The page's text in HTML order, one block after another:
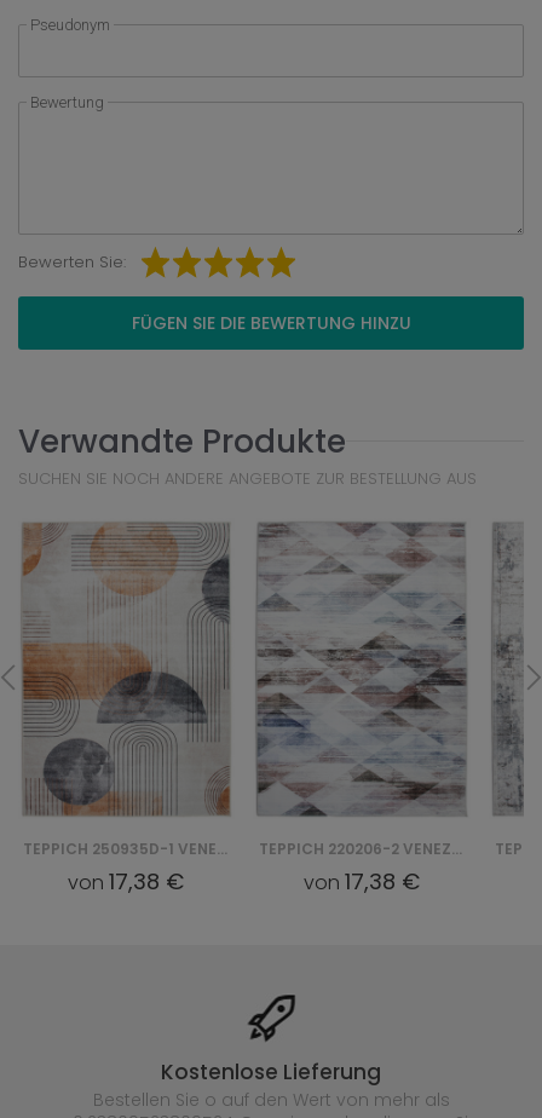
Pseudonym
Bewertung
Bewerten Sie:
FÜGEN SIE DIE BEWERTUNG HINZU
Verwandte Produkte
SUCHEN SIE NOCH ANDERE ANGEBOTE ZUR BESTELLUNG AUS
TEPPICH 250935D-1 VENEZIA PRINT
von17,38 €
TEPPICH 220206-2 VENEZIA PRINT
von17,38 €
Kostenlose Lieferung
Bestellen Sie o auf den Wert von mehr als